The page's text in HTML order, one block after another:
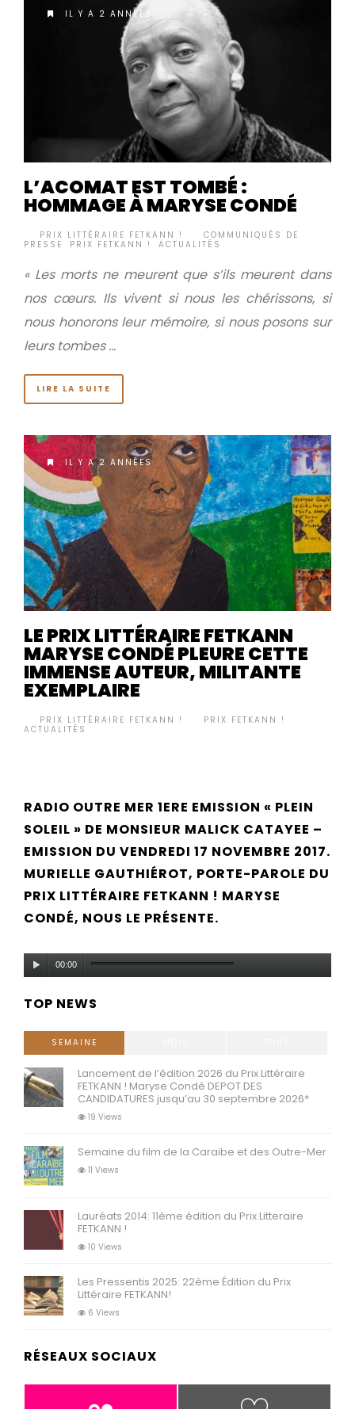
IL Y A 2 ANNÉES
L’ACOMAT EST TOMBÉ :
HOMMAGE À MARYSE CONDÉ
PRIX LITTÉRAIRE FETKANN !
COMMUNIQUÉS DE
PRESSE
PRIX FETKANN ! ACTUALITÉS
« Les morts ne meurent que s’ils meurent dans
nos cœurs. Ils vivent si nous les chérissons, si
nous honorons leur mémoire, si nous posons sur
leurs tombes …
LIRE LA SUITE
IL Y A 2 ANNÉES
LE PRIX LITTÉRAIRE FETKANN
MARYSE CONDÉ PLEURE CETTE
IMMENSE AUTEUR, MILITANTE
EXEMPLAIRE
PRIX LITTÉRAIRE FETKANN ! PRIX FETKANN !
ACTUALITÉS
RADIO OUTRE MER 1ERE EMISSION « PLEIN
SOLEIL » DE MONSIEUR MALICK CATAYEE –
EMISSION DU VENDREDI 17 NOVEMBRE 2017.
MURIELLE GAUTHIÉROT, PORTE-PAROLE DU
PRIX LITTÉRAIRE FETKANN ! MARYSE
CONDÉ, NOUS LE PRÉSENTE.
Lecteur00:00
TOP NEWS
SEMAINE
Lancement de l’édition 2026 du Prix Littéraire
FETKANN ! Maryse Condé DEPOT DES
CANDIDATURES jusqu’au 30 septembre 2026*
19 Views
Semaine du film de la Caraibe et des Outre-Mer
11 Views
Lauréats 2014: 11ème édition du Prix Litteraire
FETKANN !
10 Views
Les Pressentis 2025: 22ème Édition du Prix
Littéraire FETKANN!
6 Views
RÉSEAUX SOCIAUX